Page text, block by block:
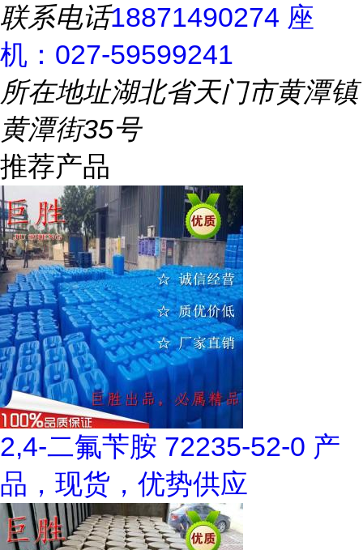
联系电话18871490274 座
机：027-59599241
所在地址湖北省天门市黄潭镇
黄潭街35号
推荐产品
2,4-二氟苄胺 72235-52-0 产
品，现货，优势供应